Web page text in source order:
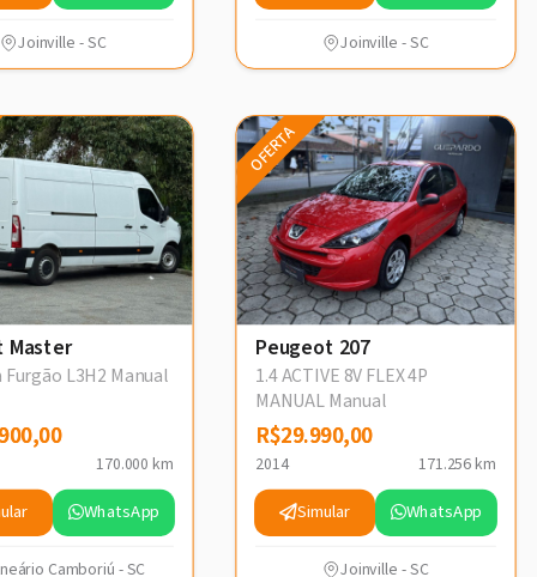
Joinville - SC Joinville - SC
Master
Furgão L3H2 Manual
170.000 km
WhatsApp
Camboriú - SC
OFERTA
Peugeot 207
1.4 ACTIVE 8V FLEX 4P
MANUAL Manual
R$29.990,00
R$29.990,00
2014 171.256 km
Simular WhatsApp
Joinville - SC